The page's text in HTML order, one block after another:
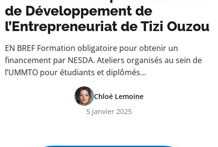
de Développement de
l’Entrepreneuriat de Tizi Ouzou
EN BREF Formation obligatoire pour obtenir un
financement par NESDA. Ateliers organisés au sein de
l’UMMTO pour étudiants et diplômés…
Chloé Lemoine
5 janvier 2025